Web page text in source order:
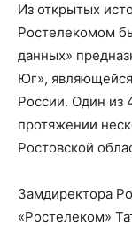
Из открытых
Ростелекомом
данных»
Юг»,
России. Один из
протяжении
Ростовской
Замдиректора
«Ростелеком»